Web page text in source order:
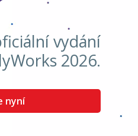
vydání
2026.
nyní